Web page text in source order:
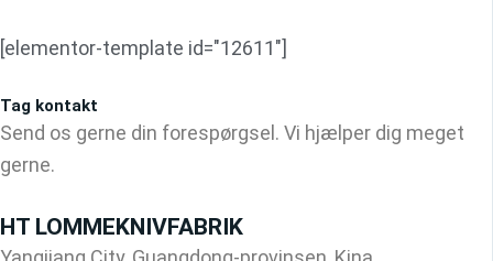
[elementor-template id="12611"]
Tag kontakt
Send os gerne din forespørgsel. Vi hjælper dig meget
gerne.
HT LOMMEKNIVFABRIK